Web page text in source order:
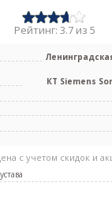
Рейтинг: 3.7 из 5
КТ Siemens
с учетом скидок и